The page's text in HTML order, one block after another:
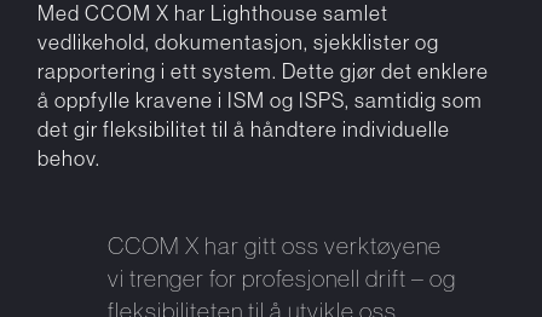
Med CCOM X har Lighthouse samlet
vedlikehold, dokumentasjon, sjekklister og
rapportering i ett system. Dette gjør det enklere
å oppfylle kravene i ISM og ISPS, samtidig som
det gir fleksibilitet til å håndtere individuelle
behov.
CCOM X har gitt oss verktøyene
vi trenger for profesjonell drift – og
fleksibiliteten til å utvikle oss